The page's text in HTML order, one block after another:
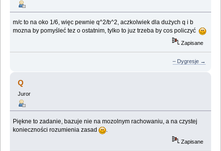
m/c to na oko 1/6, więc pewnie q^2/b^2, aczkolwiek dla dużych q i b
mozna by pomyśleć tez o ostatnim, tylko to juz trzeba by cos policzyć
Zapisane
– Dygresje →
Q
Juror
Piękne to zadanie, bazuje nie na mozolnym rachowaniu, a na czystej
konieczności rozumienia zasad
.
Zapisane